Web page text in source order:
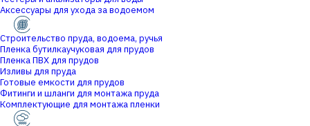
Аксессуары для ухода за водоемом
Строительство пруда, водоема, ручья
Пленка бутилкаучуковая для прудов
Пленка ПВХ для прудов
Изливы для пруда
Готовые емкости для прудов
Фитинги и шланги для монтажа пруда
Комплектующие для монтажа пленки